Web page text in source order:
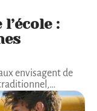
:
envisagent de
…